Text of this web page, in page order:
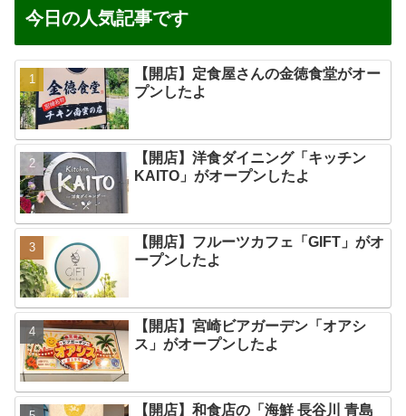
今日の人気記事です
【開店】定食屋さんの金徳食堂がオー
プンしたよ
【開店】洋食ダイニング「キッチン
KAITO」がオープンしたよ
【開店】フルーツカフェ「GIFT」がオ
ープンしたよ
【開店】宮崎ビアガーデン「オアシ
ス」がオープンしたよ
【開店】和食店の「海鮮 長谷川 青島